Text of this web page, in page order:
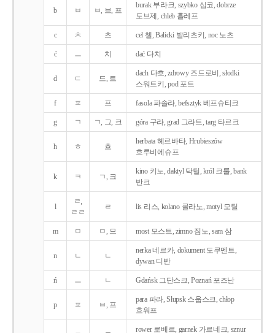
b ㅂ ㅂ, 브, 프
burak 부라크, szybko 십코, dobrze
도브제, chleb 흘레프
c ㅊ 츠 cel 첼, Balicki 발리츠키, noc 노츠
ć ㅡ 치 dać 다치
d ㄷ 드, 트
dach 다흐, zdrowy 즈드로비, słodki
스워트키, pod 포트
f ㅍ 프 fasola 파솔라, befsztyk 베프슈티크
g ㄱ ㄱ, 그, 크 góra 구라, grad 그라트, targ 타르크
h ㅎ 흐
herbata 헤르바타, Hrubieszów
흐루비에슈프
k ㅋ ㄱ, 크
kino 키노, daktyl 닥틸, król 크룰, bank
반크
l
ㄹ,
ㄹㄹ
ㄹ lis 리스, kolano 콜라노, motyl 모틸
m ㅁ ㅁ, 므 most 모스트, zimno 짐노, sam 삼
n ㄴ ㄴ
nerka 네르카, dokument 도쿠멘트,
dywan 디반
ń ㅡ ㄴ Gdańsk 그단스크, Poznań 포즈난
p ㅍ ㅂ, 프
para 파라, Słupsk 스웁스크, chłop
흐워프
rower 로베르, garnek 가르네크, sznur